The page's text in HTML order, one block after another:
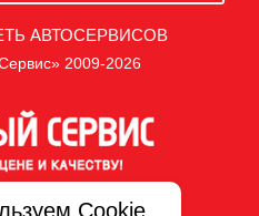
АВТОСЕРВИСОВ
2009-2026
данных
Cookie